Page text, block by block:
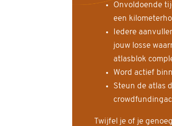
Onvoldoende
een
Iedere
jouw losse
atlasblok
Word actief
Steun de atlas
Twijfel je of je